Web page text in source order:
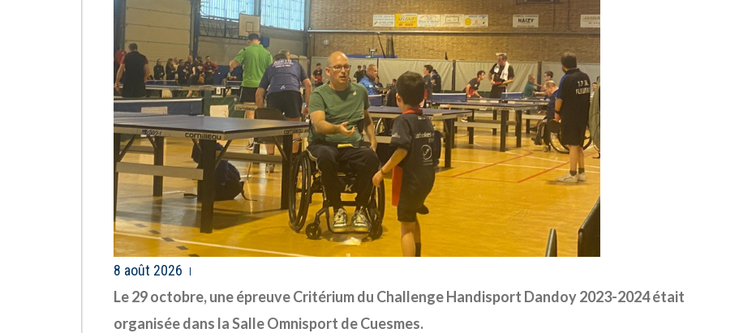
8 août 2026
Le 29 octobre, une épreuve Critérium du Challenge Handisport Dandoy 2023-2024 était
organisée dans la Salle Omnisport de Cuesmes.